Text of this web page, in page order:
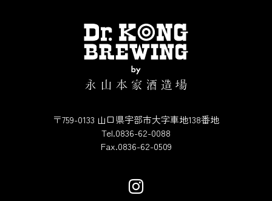
〒759-0133 山口県宇部市大字車地138番地
Tel.0836-62-0088
Fax.0836-62-0509